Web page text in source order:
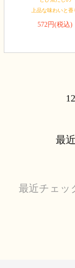
上品な味わいと香
572円(税込)
最
最近チェッ